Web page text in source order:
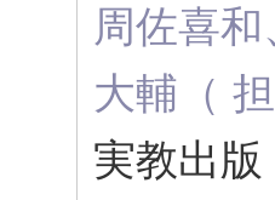
周佐喜
大輔（
実教出